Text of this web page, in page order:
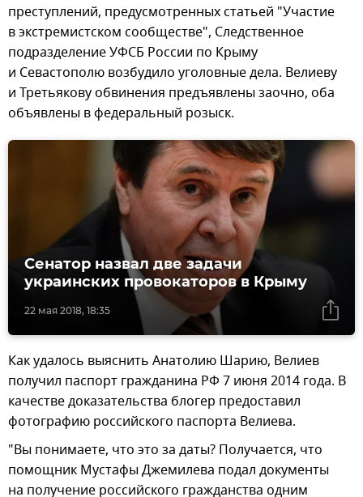
преступлений, предусмотренных статьей "Участие
в экстремистском сообществе", Следственное
подразделение УФСБ России по Крыму
и Севастополю возбудило уголовные дела. Велиеву
и Третьякову обвинения предъявлены заочно, оба
объявлены в федеральный розыск.
22 мая 2018, 18:35
Сенатор назвал две задачи
украинских провокаторов в Крыму
Как удалось выяснить Анатолию Шарию, Велиев
получил паспорт гражданина РФ 7 июня 2014 года. В
качестве доказательства блогер предоставил
фотографию российского паспорта Велиева.
"Вы понимаете, что это за даты? Получается, что
помощник Мустафы Джемилева подал документы
на получение российского гражданства одним